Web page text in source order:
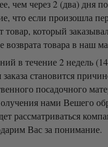
чем через 2 (два) дня
что если произошла
который
возврата товара в наш
в течение 2 недель
становится
посадочного
нами Вешего
рассматриваться
Вас за понимание.